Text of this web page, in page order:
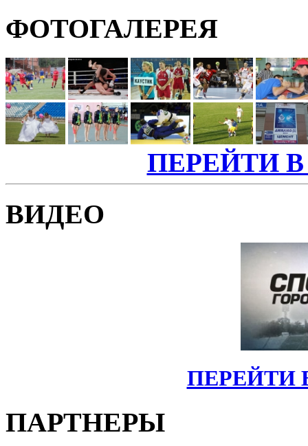
ФОТОГАЛЕРЕЯ
ПЕРЕЙТИ В
ВИДЕО
ПЕРЕЙТИ
ПАРТНЕРЫ